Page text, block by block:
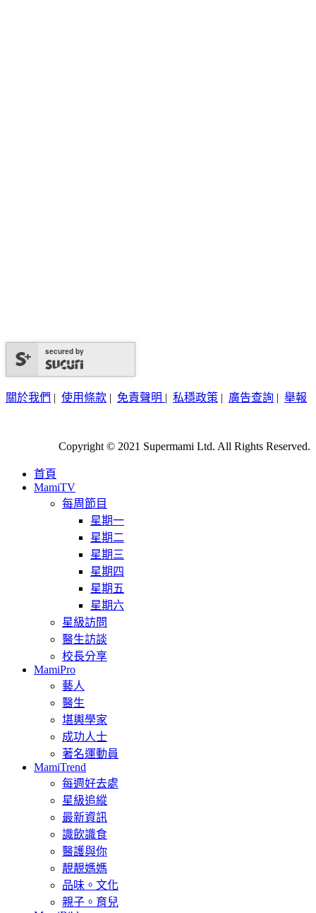
secured by
關於我們 | 使用條款 | 免責聲明 | 私穩政策 | 廣告查詢 | 舉報
Copyright © 2021 Supermami Ltd. All Rights Reserved.
首頁
MamiTV
每周節目
星期一
星期二
星期三
星期四
星期五
星期六
星級訪問
醫生訪談
校長分享
MamiPro
藝人
醫生
堪輿學家
成功人士
著名運動員
MamiTrend
每週好去處
星級追縱
最新資訊
識飲識食
醫護與你
靚靚媽媽
品味。文化
親子。育兒